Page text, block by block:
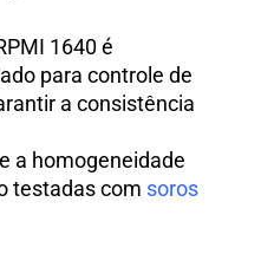
1640 é
para controle de
a consistência
a homogeneidade
testadas com soros